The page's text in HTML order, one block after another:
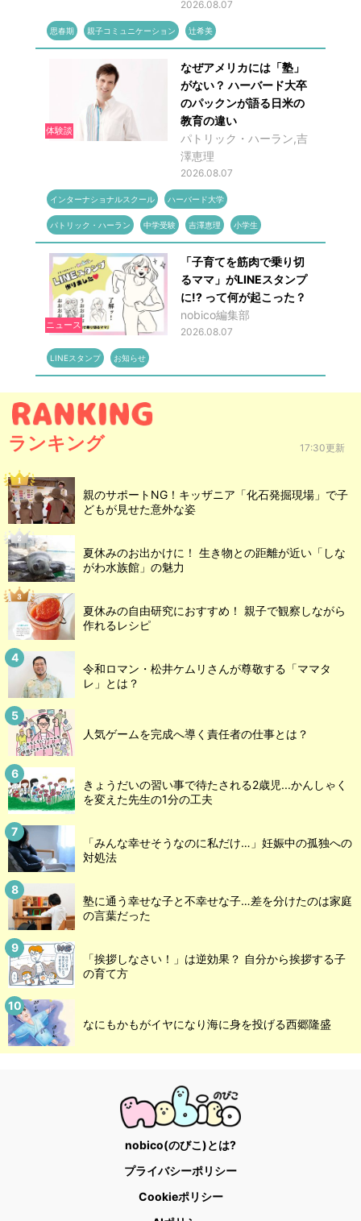
2026.08.07
思春期 親子コミュニケーション 辻希美
体験談
なぜアメリカには「塾」
がない？ ハーバード大卒
のパックンが語る日米の
教育の違い
パトリック・ハーラン,吉
澤恵理
2026.08.07
インターナショナルスクール ハーバード大学
パトリック・ハーラン 中学受験 吉澤恵理 小学生
ニュース
「子育てを筋肉で乗り切
るママ」がLINEスタンプ
に!? って何が起こった？
nobico編集部
2026.08.07
LINEスタンプ お知らせ
ランキング 17:30更新
親のサポートNG！キッザニア「化石発掘現場」で子
どもが見せた意外な姿
夏休みのお出かけに！ 生き物との距離が近い「しな
がわ水族館」の魅力
夏休みの自由研究におすすめ！ 親子で観察しながら
作れるレシピ
令和ロマン・松井ケムリさんが尊敬する「ママタ
レ」とは？
人気ゲームを完成へ導く責任者の仕事とは？
きょうだいの習い事で待たされる2歳児...かんしゃく
を変えた先生の1分の工夫
「みんな幸せそうなのに私だけ…」妊娠中の孤独への
対処法
塾に通う幸せな子と不幸せな子…差を分けたのは家庭
の言葉だった
「挨拶しなさい！」は逆効果？ 自分から挨拶する子
の育て方
なにもかもがイヤになり海に身を投げる西郷隆盛
nobico(のびこ)とは?
プライバシーポリシー
Cookieポリシー